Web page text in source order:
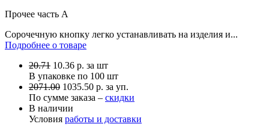
Прочее часть A
Сорочечную кнопку легко устанавливать на изделия и...
Подробнее о товаре
20.71 10.36 р. за шт
В упаковке по 100 шт
2071.00 1035.50 р. за уп.
По сумме заказа – скидки
В наличии
Условия работы и доставки